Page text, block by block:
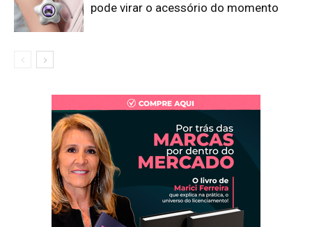
pode virar o acessório do momento